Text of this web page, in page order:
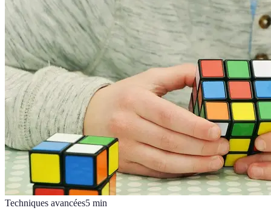
Techniques avancées5 min